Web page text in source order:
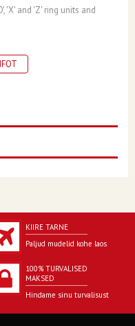
'X' and 'Z' ring units and
KIIRE TARNE
Paljud mudelid kohe laos
100% TURVALISED
MAKSED
Hindame sinu turvalisust